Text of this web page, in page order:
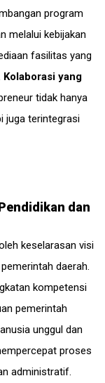
program
melalui kebijakan
fasilitas yang
Kolaborasi yang
tidak hanya
juga terintegrasi
dan
keselarasan visi
daerah.
kompetensi
pemerintah
unggul dan
proses
administratif.